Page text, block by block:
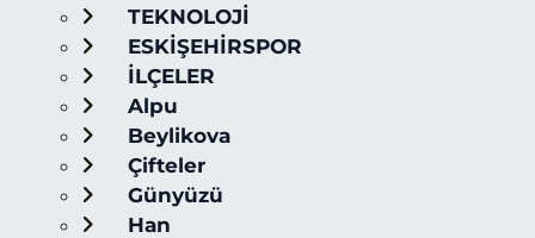
TEKNOLOJİ
ESKİŞEHİRSPOR
İLÇELER
Alpu
Beylikova
Çifteler
Günyüzü
Han